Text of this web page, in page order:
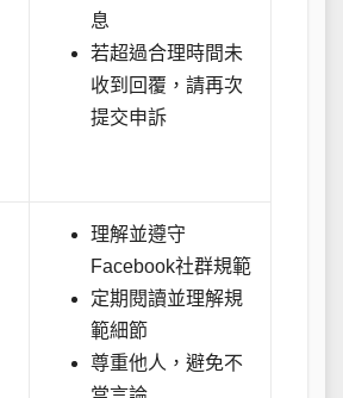
息
若超過合理時間未
收到回覆，請再次
提交申訴
理解並遵守
Facebook社群規範
定期閱讀並理解規
範細節
尊重他人，避免不